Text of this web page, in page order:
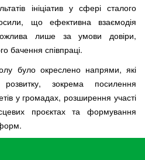
ініціатив у сфері сталого
що ефективна взаємодія
лише за умови довіри,
бачення співпраці.
було окреслено напрями, які
зокрема посилення
у громадах, розширення участі
проєктах та формування